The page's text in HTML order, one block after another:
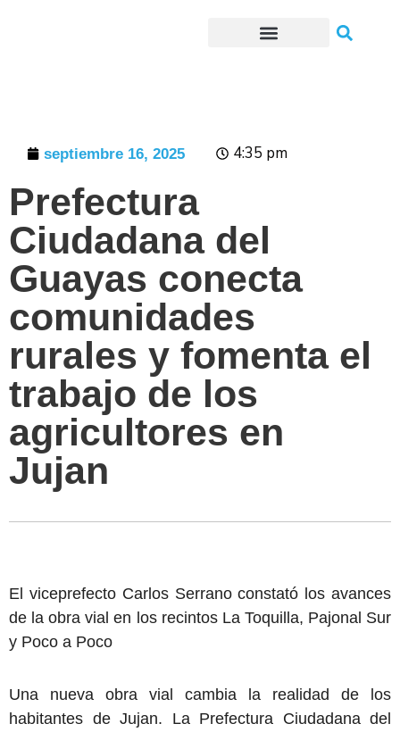
septiembre 16, 2025 4:35 pm
Prefectura
Ciudadana del
Guayas conecta
comunidades
rurales y fomenta el
trabajo de los
agricultores en
Jujan
El viceprefecto Carlos Serrano constató los avances
de la obra vial en los recintos La Toquilla, Pajonal Sur
y Poco a Poco
Una nueva obra vial cambia la realidad de los
habitantes de Jujan. La Prefectura Ciudadana del